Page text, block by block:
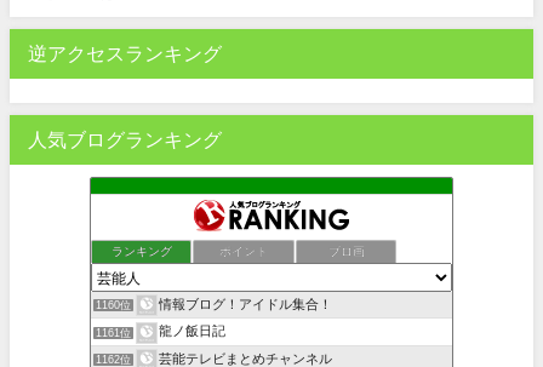
逆アクセスランキング
人気ブログランキング
ランキング ポイント ブロ画
1160位 情報ブログ！アイドル集合！
1161位 龍ノ飯日記
1162位 芸能テレビまとめチャンネル